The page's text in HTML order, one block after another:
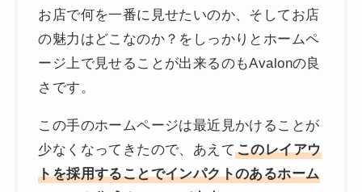
お店で何を一番に見せたいのか、そしてお店
の魅力はどこなのか？をしっかりとホームペ
ージ上で見せることが出来るのもAvalonの良
さです。
この手のホームページは最近見かけることが
少なくなってきたので、あえてこのレイアウ
トを採用することでインパクトのあるホーム